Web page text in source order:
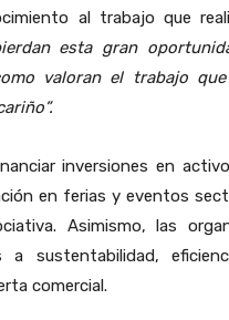
al trabajo que
esta gran
valoran el trabajo
inversiones en
en ferias y eventos
Asimismo, las
a sustentabilidad,
comercial.